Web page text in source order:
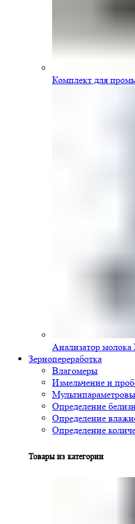
Комплект для
Анализатор
Зернопереработка
Влагомеры
Измельчение и
Определение
Определение
Определение
Товары из категории